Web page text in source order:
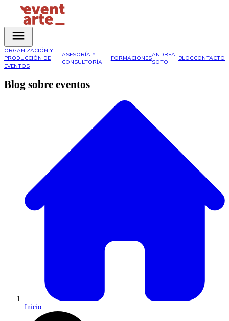
ORGANIZACIÓN Y
PRODUCCIÓN DE
EVENTOS
ASESORÍA Y
CONSULTORÍA
FORMACIONESANDREA
SOTO
BLOGCONTACTO
Blog sobre eventos
Inicio